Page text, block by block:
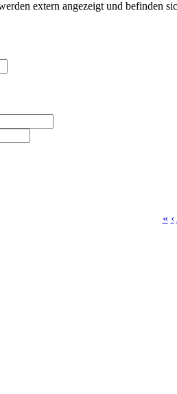
extern angezeigt und befinden
« ‹